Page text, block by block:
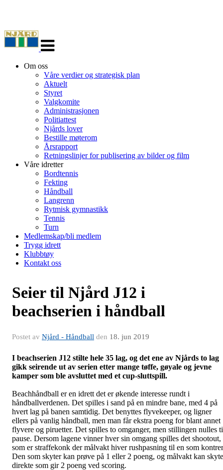
navigasjon
Om oss
Våre verdier og strategisk plan
Aktuelt
Styret
Valgkomite
Administrasjonen
Politiattest
Njårds lover
Bestille møterom
Årsrapport
Retningslinjer for publisering av bilder og film
Våre idretter
Bordtennis
Fekting
Håndball
Langrenn
Rytmisk gymnastikk
Tennis
Turn
Medlemskap/bli medlem
Trygg idrett
Klubbtøy
Kontakt oss
Seier til Njård J12 i
beachserien i håndball
Postet av Njård - Håndball den 18. jun 2019
I beachserien J12 stilte hele 35 lag, og det ene av Njårds to lag
gikk seirende ut av serien etter mange tøffe, gøyale og jevne
kamper som ble avsluttet med et cup-sluttspill.
Beachhåndball er en idrett det er økende interesse rundt i
håndballverdenen. Det spilles i sand på en mindre bane, med 4 på
hvert lag på banen samtidig. Det benyttes flyvekeeper, og ligner
ellers på vanlig håndball, men man får ekstra poeng for blant annet
flyvere og piruetter. Det spilles to omganger, men stillingen nulles
pause. Dersom lagene vinner hver sin omgang spilles det shootout,
som er straffekonk der målvakt hiver rushpasning til en som
Den som skyter kan prøve på 1 eller 2 poeng, og målvakt kan skyte
direkte som gir 2 poeng ved scoring.